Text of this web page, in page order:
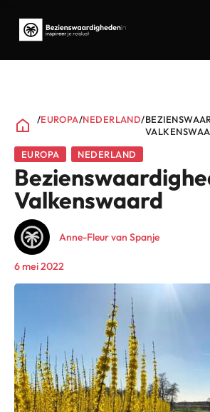
/EUROPA/NEDERLAND/
EUROPA
NEDERLAND
Valkenswaard
Anne-Fleur van Spanje
6 mei 2022